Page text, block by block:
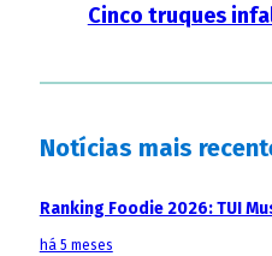
Cinco truques
Notícias mais
Ranking Foodie 2026: TUI
há 5 meses